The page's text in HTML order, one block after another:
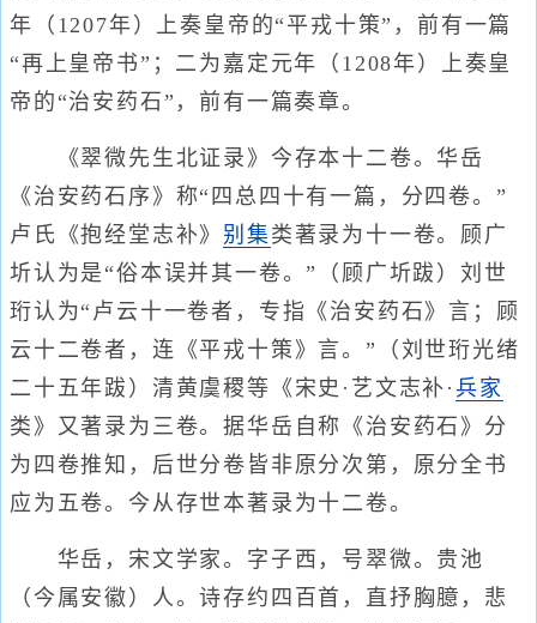
年（1207年）上奏皇帝的“平戎十策”，前有一篇
“再上皇帝书”；二为嘉定元年（1208年）上奏皇
帝的“治安药石”，前有一篇奏章。
《翠微先生北证录》今存本十二卷。华岳
《治安药石序》称“四总四十有一篇，分四卷。”
卢氏《抱经堂志补》 别集 类著录为十一卷。顾广
圻认为是“俗本误并其一卷。”（顾广圻跋）刘世
珩认为“卢云十一卷者，专指《治安药石》言；顾
云十二卷者，连《平戎十策》言。”（刘世珩光绪
二十五年跋）清黄虞稷等《宋史·艺文志补· 兵家
类》又著录为三卷。据华岳自称《治安药石》分
为四卷推知，后世分卷皆非原分次第，原分全书
应为五卷。今从存世本著录为十二卷。
华岳，宋文学家。字子西，号翠微。贵池
（今属安徽）人。诗存约四百首，直抒胸臆，悲